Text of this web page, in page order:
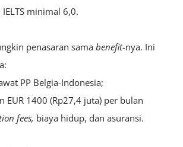
minimal 6,0.
penasaran sama benefit-nya. Ini
PP Belgia-Indonesia;
EUR 1400 (Rp27,4 juta) per bulan
fees, biaya hidup, dan asuransi.